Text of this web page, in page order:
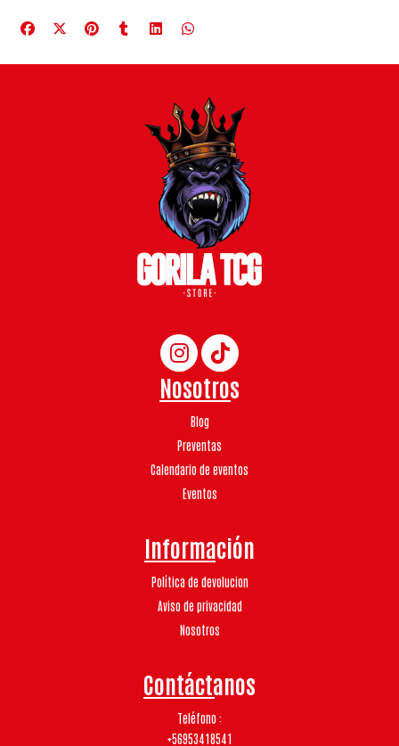
Nosotros
Blog
Preventas
Calendario de eventos
Eventos
Información
Política de devolucion
Aviso de privacidad
Nosotros
Contáctanos
Teléfono
+56953418541